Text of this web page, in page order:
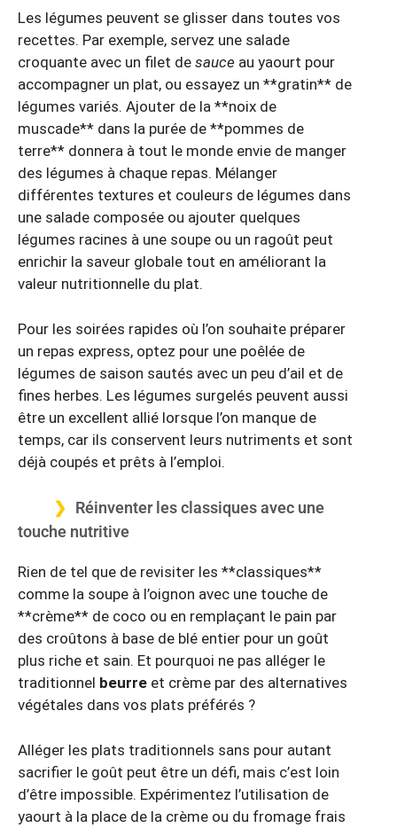
Les légumes peuvent se glisser dans toutes vos
recettes. Par exemple, servez une salade
croquante avec un filet de sauce au yaourt pour
accompagner un plat, ou essayez un **gratin** de
légumes variés. Ajouter de la **noix de
muscade** dans la purée de **pommes de
terre** donnera à tout le monde envie de manger
des légumes à chaque repas. Mélanger
différentes textures et couleurs de légumes dans
une salade composée ou ajouter quelques
légumes racines à une soupe ou un ragoût peut
enrichir la saveur globale tout en améliorant la
valeur nutritionnelle du plat.
Pour les soirées rapides où l’on souhaite préparer
un repas express, optez pour une poêlée de
légumes de saison sautés avec un peu d’ail et de
fines herbes. Les légumes surgelés peuvent aussi
être un excellent allié lorsque l’on manque de
temps, car ils conservent leurs nutriments et sont
déjà coupés et prêts à l’emploi.
Réinventer les classiques avec une
touche nutritive
Rien de tel que de revisiter les **classiques**
comme la soupe à l’oignon avec une touche de
**crème** de coco ou en remplaçant le pain par
des croûtons à base de blé entier pour un goût
plus riche et sain. Et pourquoi ne pas alléger le
traditionnel beurre et crème par des alternatives
végétales dans vos plats préférés ?
Alléger les plats traditionnels sans pour autant
sacrifier le goût peut être un défi, mais c’est loin
d’être impossible. Expérimentez l’utilisation de
yaourt à la place de la crème ou du fromage frais